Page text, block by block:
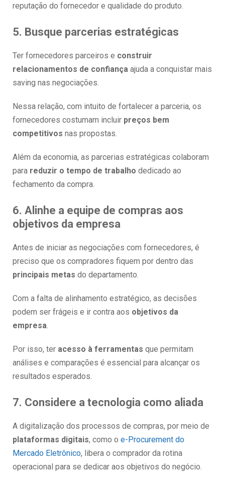
reputação do fornecedor e qualidade do produto.
5. Busque parcerias estratégicas
Ter fornecedores parceiros e construir
relacionamentos de confiança ajuda a conquistar mais
saving nas negociações.
Nessa relação, com intuito de fortalecer a parceria, os
fornecedores costumam incluir preços bem
competitivos nas propostas.
Além da economia, as parcerias estratégicas colaboram
para reduzir o tempo de trabalho dedicado ao
fechamento da compra.
6. Alinhe a equipe de compras aos
objetivos da empresa
Antes de iniciar as negociações com fornecedores, é
preciso que os compradores fiquem por dentro das
principais metas do departamento.
Com a falta de alinhamento estratégico, as decisões
podem ser frágeis e ir contra aos objetivos da
empresa
Por isso, ter acesso à ferramentas que permitam
análises e comparações é essencial para alcançar os
resultados esperados.
7. Considere a tecnologia como aliada
A digitalização dos processos de compras, por meio de
plataformas digitais, como o e-Procurement do
Mercado Eletrônico, libera o comprador da rotina
operacional para se dedicar aos objetivos do negócio.